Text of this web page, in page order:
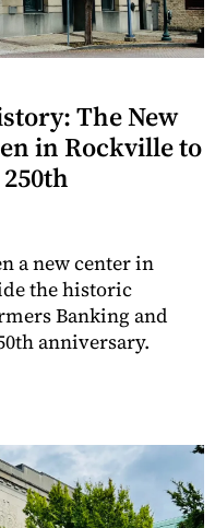
The New
in Rockville to
a new center in
the historic
Banking and
anniversary.